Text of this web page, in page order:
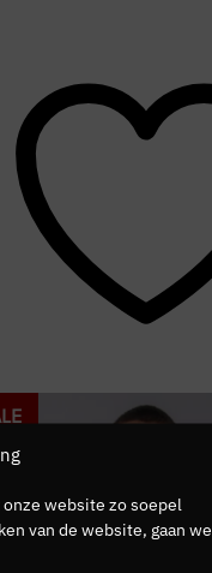
website zo soepel
van de website, gaan